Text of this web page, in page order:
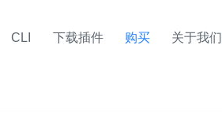
CLI 下载插件 购买 关于我们